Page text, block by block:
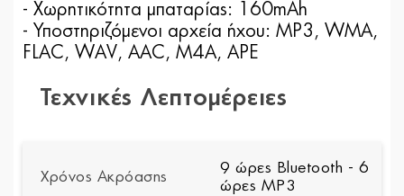
- Χωρητικότητα μπαταρίας: 160mAh
- Υποστηριζόμενοι αρχεία ήχου: MP3, WMA,
FLAC, WAV, AAC, M4A, APE
Τεχνικές Λεπτομέρειες
Χρόνος Ακρόασης
9 ώρες Bluetooth - 6
ώρες MP3